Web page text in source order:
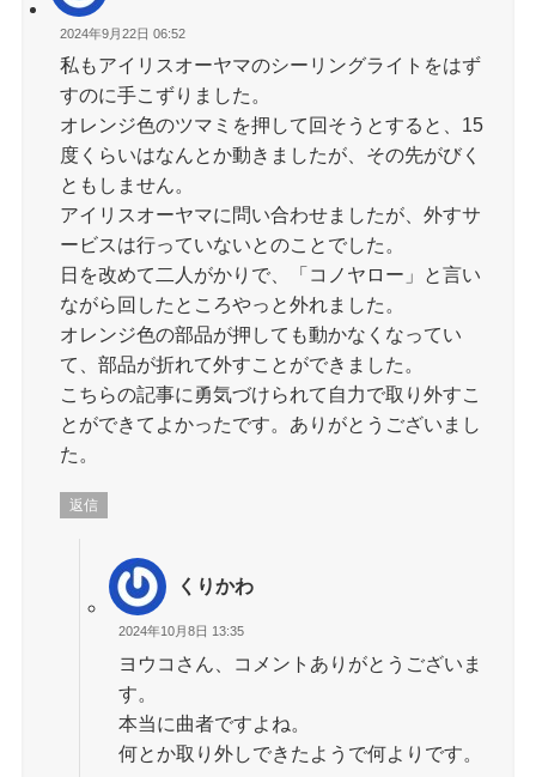
2024年9月22日 06:52
私もアイリスオーヤマのシーリングライトをはず
すのに手こずりました。
オレンジ色のツマミを押して回そうとすると、15
度くらいはなんとか動きましたが、その先がびく
ともしません。
アイリスオーヤマに問い合わせましたが、外すサ
ービスは行っていないとのことでした。
日を改めて二人がかりで、「コノヤロー」と言い
ながら回したところやっと外れました。
オレンジ色の部品が押しても動かなくなってい
て、部品が折れて外すことができました。
こちらの記事に勇気づけられて自力で取り外すこ
とができてよかったです。ありがとうございまし
た。
返信
くりかわ
2024年10月8日 13:35
ヨウコさん、コメントありがとうございま
す。
本当に曲者ですよね。
何とか取り外しできたようで何よりです。